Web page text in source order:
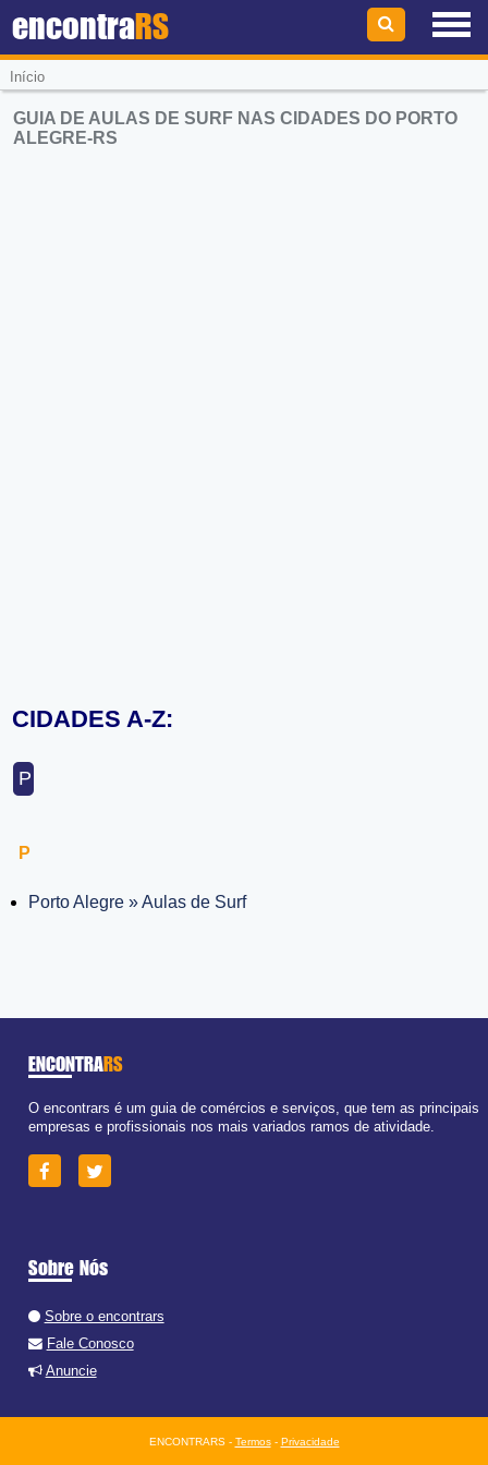
encontraRS
Início
GUIA DE AULAS DE SURF NAS CIDADES DO PORTO
ALEGRE-RS
CIDADES A-Z:
P
P
Porto Alegre » Aulas de Surf
ENCONTRARS
O encontrars é um guia de comércios e serviços, que tem as principais
empresas e profissionais nos mais variados ramos de atividade.
Sobre Nós
Sobre o encontrars
Fale Conosco
Anuncie
ENCONTRARS - Termos- Privacidade